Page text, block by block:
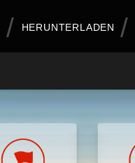
HERUNTERLADEN